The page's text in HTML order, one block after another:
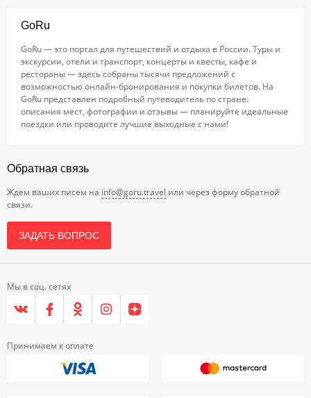
GoRu
GoRu — это портал для путешествий и отдыха в России. Туры и
экскурсии, отели и транспорт, концерты и квесты, кафе и
рестораны — здесь собраны тысячи предложений с
возможностью онлайн-бронирования и покупки билетов. На
GoRu представлен подробный путеводитель по стране:
описания мест, фотографии и отзывы — планируйте идеальные
поездки или проводите лучшие выходные с нами!
Обратная связь
Ждем ваших писем на info@goru.travel или через форму обратной
связи.
ЗАДАТЬ ВОПРОС
Мы в соц. сетях
Принимаем к оплате